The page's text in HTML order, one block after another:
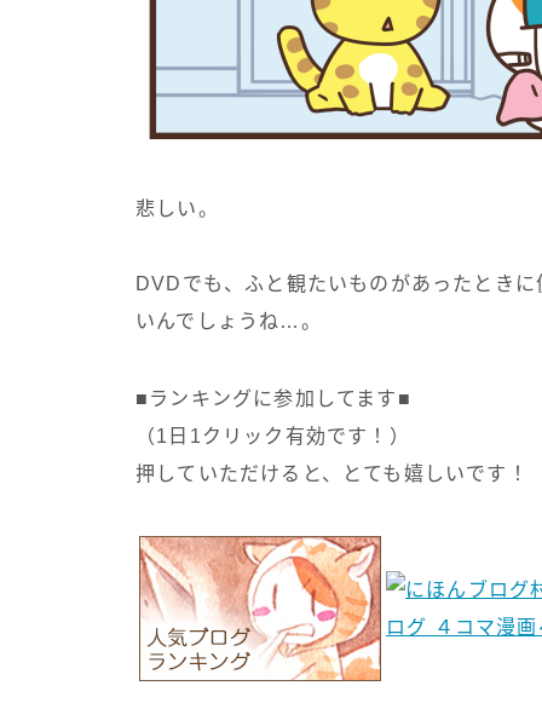
悲しい。
DVDでも、ふと観たいものがあったとき
いんでしょうね…。
■ランキングに参加してます■
（1日1クリック有効です！）
押していただけると、とても嬉しいです！